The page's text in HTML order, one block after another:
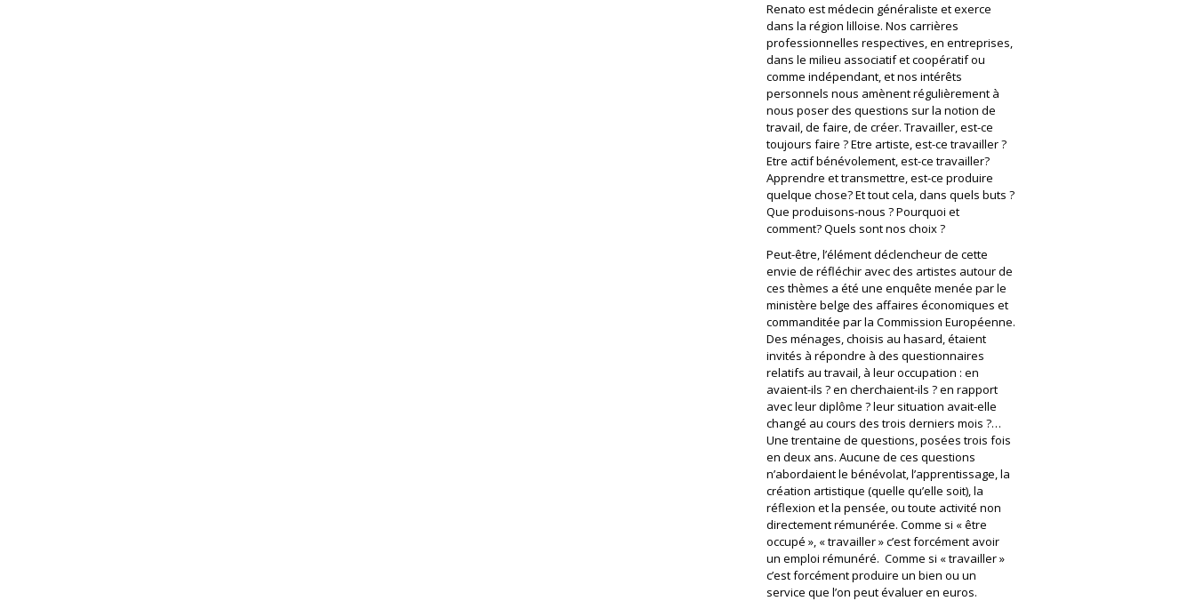
Renato est médecin généraliste et exerce
dans la région lilloise. Nos carrières
professionnelles respectives, en entreprises,
dans le milieu associatif et coopératif ou
comme indépendant, et nos intérêts
personnels nous amènent régulièrement à
nous poser des questions sur la notion de
travail, de faire, de créer. Travailler, est-ce
toujours faire ? Etre artiste, est-ce travailler ?
Etre actif bénévolement, est-ce travailler?
Apprendre et transmettre, est-ce produire
quelque chose? Et tout cela, dans quels buts ?
Que produisons-nous ? Pourquoi et
comment? Quels sont nos choix ?
Peut-être, l’élément déclencheur de cette
envie de réfléchir avec des artistes autour de
ces thèmes a été une enquête menée par le
ministère belge des affaires économiques et
commanditée par la Commission Européenne.
Des ménages, choisis au hasard, étaient
invités à répondre à des questionnaires
relatifs au travail, à leur occupation : en
avaient-ils ? en cherchaient-ils ? en rapport
avec leur diplôme ? leur situation avait-elle
changé au cours des trois derniers mois ?…
Une trentaine de questions, posées trois fois
en deux ans. Aucune de ces questions
n’abordaient le bénévolat, l’apprentissage, la
création artistique (quelle qu’elle soit), la
réflexion et la pensée, ou toute activité non
directement rémunérée. Comme si « être
occupé », « travailler » c’est forcément avoir
un emploi rémunéré. Comme si « travailler »
c’est forcément produire un bien ou un
service que l’on peut évaluer en euros.